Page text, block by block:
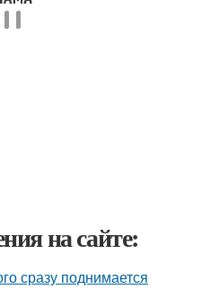
на сайте:
сразу поднимается